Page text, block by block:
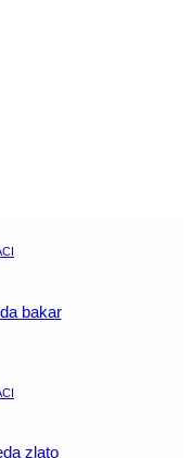
bakar
zlato